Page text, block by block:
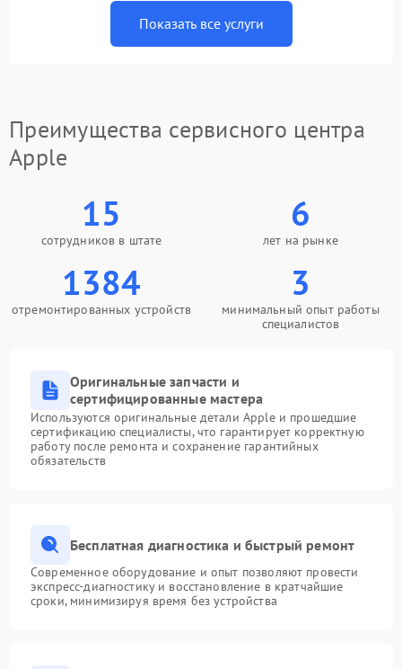
Показать все услуги
Преимущества сервисного центра
Apple
15
сотрудников в штате
6
лет на рынке
1384
отремонтированных устройств
3
минимальный опыт работы
специалистов
Оригинальные запчасти и
сертифицированные мастера
Используются оригинальные детали Apple и прошедшие
сертификацию специалисты, что гарантирует корректную
работу после ремонта и сохранение гарантийных
обязательств
Бесплатная диагностика и быстрый ремонт
Современное оборудование и опыт позволяют провести
экспресс-диагностику и восстановление в кратчайшие
сроки, минимизируя время без устройства